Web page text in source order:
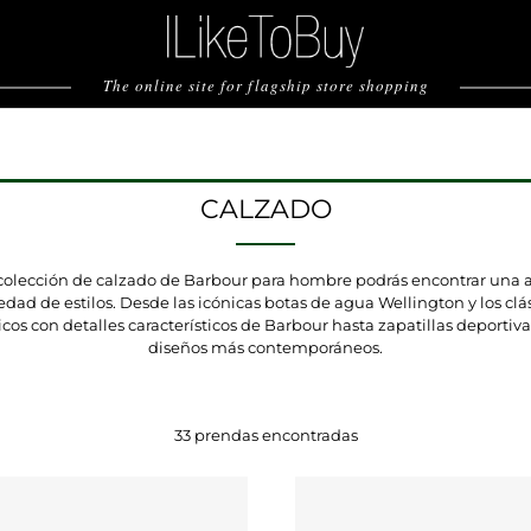
The online site for flagship store shopping
CALZADO
de calzado de Barbour para hombre podrás encontrar una
de estilos. Desde las icónicas botas de agua Wellington y los
con detalles característicos de Barbour hasta zapatillas
diseños más contemporáneos.
33 prendas encontradas